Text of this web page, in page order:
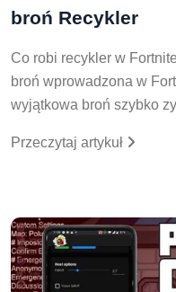
broń Recykler
Co robi recykler w
broń wprowadzona w
wyjątkowa broń szybko
Przeczytaj artykuł